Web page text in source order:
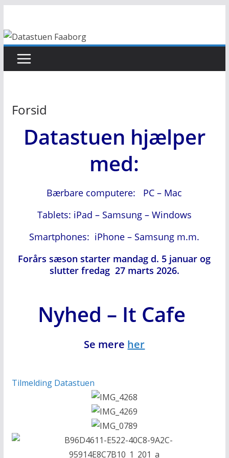
content
Forsid
Datastuen hjælper
med:
Bærbare computere: PC – Mac
Tablets: iPad – Samsung – Windows
Smartphones: iPhone – Samsung m.m.
Forårs sæson starter mandag d. 5 januar og
slutter fredag 27 marts 2026.
Nyhed – It Cafe
Se mere her
Tilmelding Datastuen